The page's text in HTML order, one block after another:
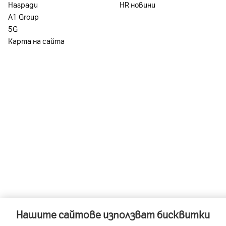
Награди
А1 Group
5G
Карта на сайта
HR новини
A1 Austria - A1 Croatia - A1
Нашите сайтове използват бисквитки